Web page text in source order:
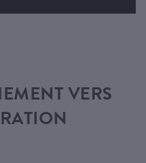
VERS